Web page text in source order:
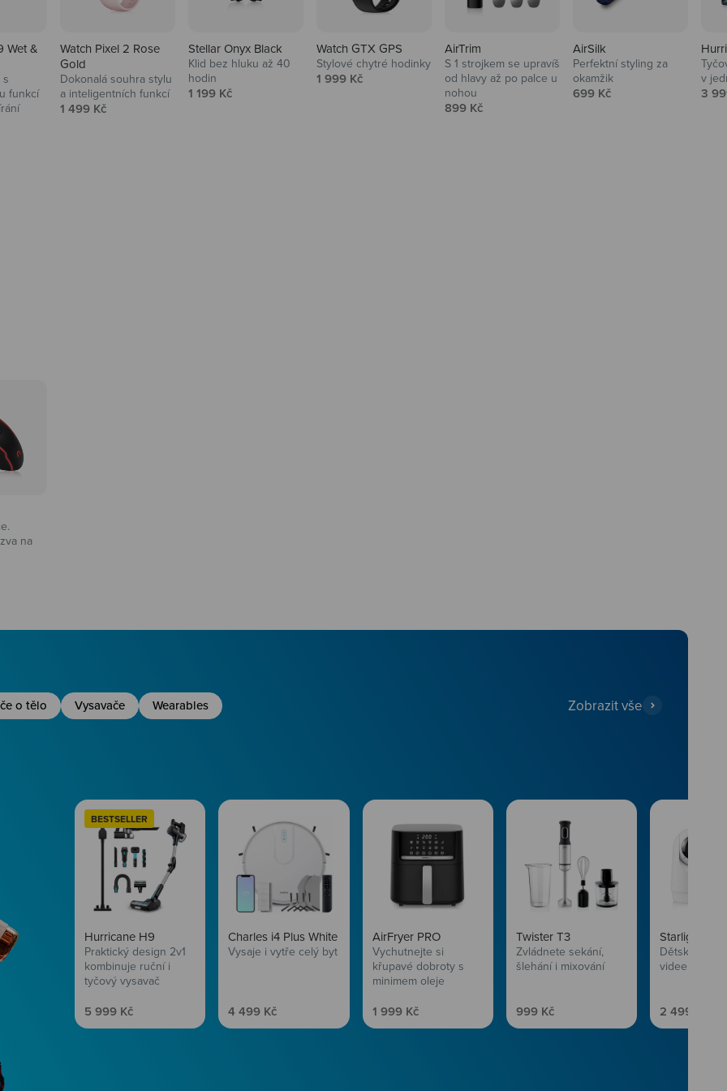
Wet &
s
funkcí
Watch Pixel 2 Rose
Gold
Dokonalá souhra stylu
a inteligentních funkcí
Prodejní cena
1 499 Kč
Stellar Onyx Black
Klid bez hluku až 40
hodin
Prodejní cena
1 199 Kč
Watch GTX GPS
Stylové chytré hodinky
Prodejní cena
1 999 Kč
AirTrim
S 1 strojkem se upravíš
od hlavy až po palce u
nohou
Prodejní cena
899 Kč
AirSilk
Perfektní styling za
okamžik
Prodejní cena
699 Kč
v
3
na
o tělo Vysavače Wearables Zobrazit vše
BESTSELLER
Hurricane H9
Praktický design 2v1
kombinuje ruční i
tyčový vysavač
Prodejní cena
5 999 Kč
Charles i4 Plus White
Vysaje i vytře celý byt
Prodejní cena
4 499 Kč
AirFryer PRO
Vychutnejte si
křupavé dobroty s
minimem oleje
Prodejní cena
1 999 Kč
Twister T3
Zvládnete sekání,
šlehání i mixování
Prodejní cena
999 Kč
Starlight SL5
Dětská
videem
Prodejní
2 499 Kč
Péče o vlasy